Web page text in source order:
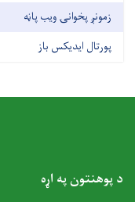
زمونږ پخوانۍ ویب پاڼه
پورتال ایدیکس باز
د پوهنتون په اړه